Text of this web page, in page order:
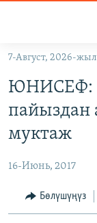
Навигацияга
өтүңүз
салыңыз
КЫРГЫЗСТАН
ЭКОНОМИКА
МАДАНИЯТ
БОРБОР АЗИЯ
УКРАИНА
АТАЙЫН
ТВ
7-Август, 2026-
ЮНИСЕФ:
пайыздан
муктаж
16-Июнь, 2017
Бөлүшүңүз